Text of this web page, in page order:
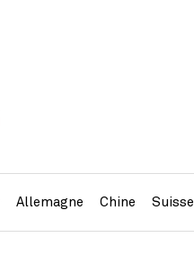
Allemagne Chine Suisse